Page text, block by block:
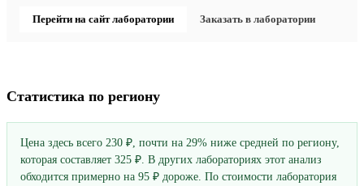
Перейти на сайт лаборатории Заказать в лаборатории
Статистика по региону
Цена здесь всего 230 ₽, почти на 29% ниже средней по региону,
которая составляет 325 ₽. В других лабораториях этот анализ
обходится примерно на 95 ₽ дороже. По стоимости лаборатория